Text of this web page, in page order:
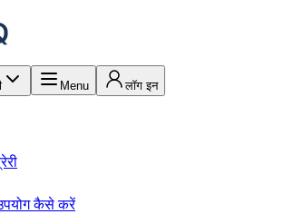
Menu लॉग इन
कैसे करें